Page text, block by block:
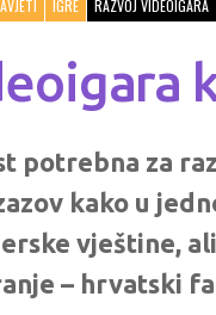
IGRE RAZVOJ VIDEOIGARA
potrebna za
kako u
vještine,
– hrvatski